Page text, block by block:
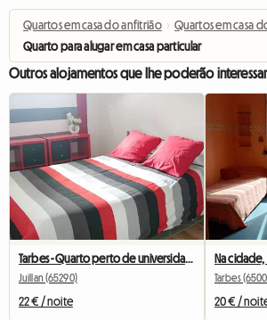
Quartos em casa do anfitrião › Quartos em casa
Quarto para alugar em casa particular
Outros alojamentos que lhe poderão
Tarbes - Quarto perto de universidades, UTTOP, IFSI e aeroporto.
Juillan (65290)
22 € / noite
Tarbes
20 € /